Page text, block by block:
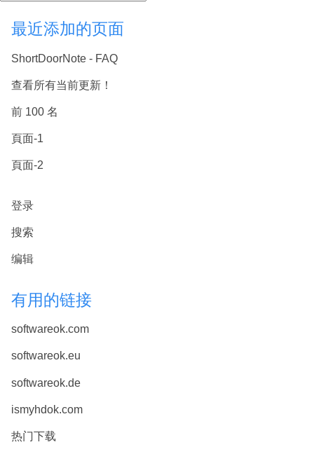
最近添加的页面
ShortDoorNote - FAQ
查看所有当前更新！
前 100 名
頁面-1
頁面-2
登录
搜索
编辑
有用的链接
softwareok.com
softwareok.eu
softwareok.de
ismyhdok.com
热门下载